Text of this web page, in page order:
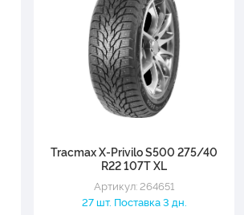
Tracmax X-Privilo S500 275/40
R22 107T XL
Артикул: 264651
27 шт. Поставка 3 дн.